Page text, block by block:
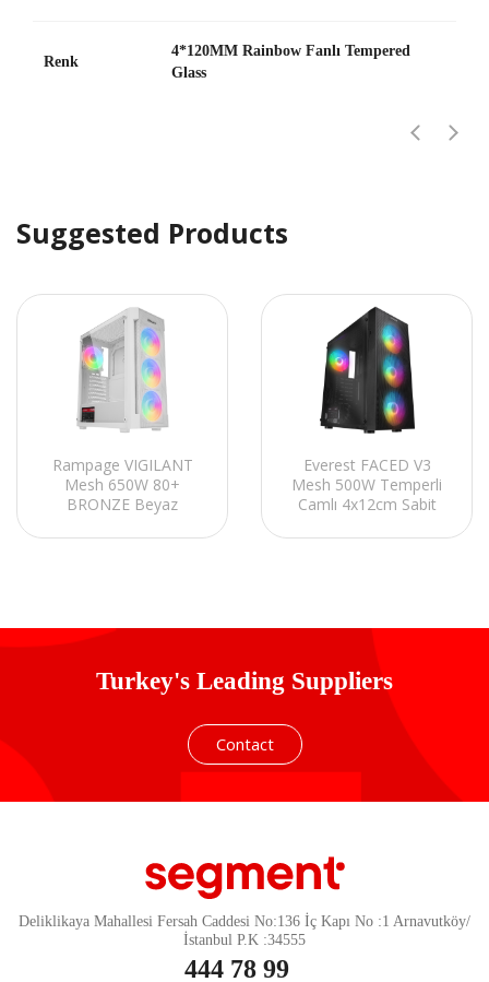
Renk
4*120MM Rainbow Fanlı Tempered
Glass
Suggested Products
Rampage VIGILANT
Mesh 650W 80+
BRONZE Beyaz
RGB Fan ATX Mid-T
Everest FACED V3
Mesh 500W Temperli
Camlı 4x12cm Sabit
Mid-T Gaming Oyuncu
Turkey's Leading Suppliers
Contact
Deliklikaya Mahallesi Fersah Caddesi No:136 İç Kapı No :1 Arnavutköy/
İstanbul P.K :34555
444 78 99